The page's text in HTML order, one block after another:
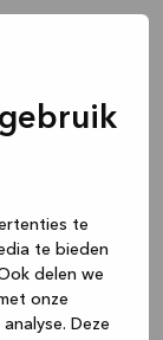
te
te bieden
delen we
onze
Deze